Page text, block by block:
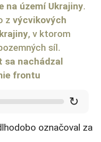
na území Ukrajiny.
z výcvikových
, v ktorom
síl.
sa nachádzal
frontu
↻
označoval za